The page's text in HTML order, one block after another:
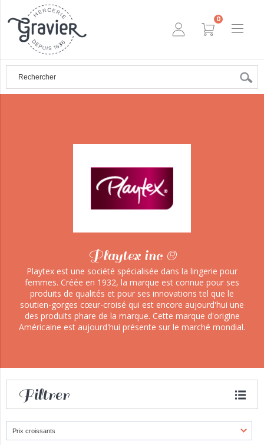
0
Playtex inc ®
Playtex est une société spécialisée dans la lingerie pour
femmes. Créée en 1932, la marque est connue pour ses
produits de qualités et pour ses innovations tel que le
soutien-gorges cœur-croisé qui est encore aujourd'hui une
des produits phare de la marque. Cette marque d'origine
Américaine est aujourd'hui présente sur le marché mondial.
Filtrer